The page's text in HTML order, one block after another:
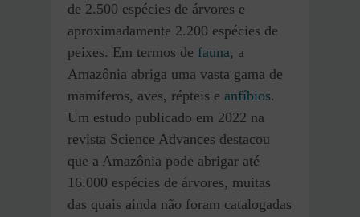
de 2.500 espécies de árvores e
aproximadamente 2.200 espécies de
peixes. Em termos de fauna, a
Amazônia abriga uma vasta gama de
mamíferos, aves, répteis e anfíbios.
Um estudo publicado em 2022 na
revista Science Advances destacou
que a Amazônia pode abrigar até
16.000 espécies de árvores, muitas
das quais ainda não foram catalogadas